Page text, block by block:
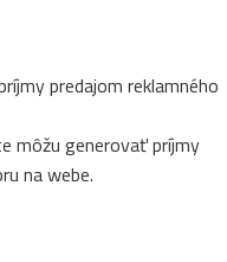
predajom reklamného
môžu generovať príjmy
na webe.